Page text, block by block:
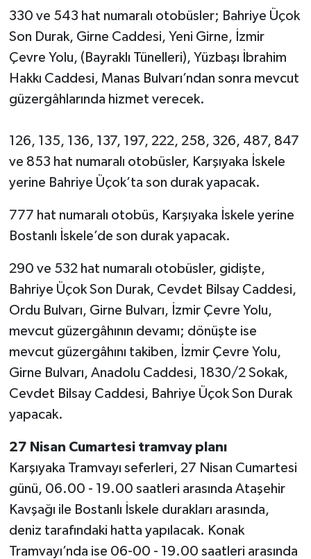
330 ve 543 hat numaralı otobüsler; Bahriye Üçok
Son Durak, Girne Caddesi, Yeni Girne, İzmir
Çevre Yolu, (Bayraklı Tünelleri), Yüzbaşı İbrahim
Hakkı Caddesi, Manas Bulvarı’ndan sonra mevcut
güzergâhlarında hizmet verecek.
126, 135, 136, 137, 197, 222, 258, 326, 487, 847
ve 853 hat numaralı otobüsler, Karşıyaka İskele
yerine Bahriye Üçok’ta son durak yapacak.
777 hat numaralı otobüs, Karşıyaka İskele yerine
Bostanlı İskele’de son durak yapacak.
290 ve 532 hat numaralı otobüsler, gidişte,
Bahriye Üçok Son Durak, Cevdet Bilsay Caddesi,
Ordu Bulvarı, Girne Bulvarı, İzmir Çevre Yolu,
mevcut güzergâhının devamı; dönüşte ise
mevcut güzergâhını takiben, İzmir Çevre Yolu,
Girne Bulvarı, Anadolu Caddesi, 1830/2 Sokak,
Cevdet Bilsay Caddesi, Bahriye Üçok Son Durak
yapacak.
27 Nisan Cumartesi tramvay planı
Karşıyaka Tramvayı seferleri, 27 Nisan Cumartesi
günü, 06.00 - 19.00 saatleri arasında Ataşehir
Kavşağı ile Bostanlı İskele durakları arasında,
deniz tarafındaki hatta yapılacak. Konak
Tramvayı’nda ise 06-00 - 19.00 saatleri arasında